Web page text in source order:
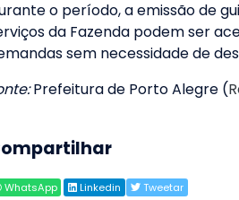
o período, a emissão de
da Fazenda podem ser
sem necessidade de
Prefeitura de Porto Alegre (
WhatsApp Linkedin Tweetar